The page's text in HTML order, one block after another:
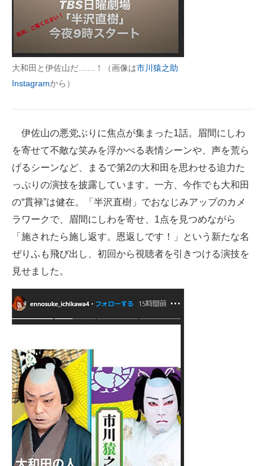
大和田と伊佐山だ……！（画像は市川猿之助
Instagramから）
伊佐山の悪党ぶりに焦点が集まった1話。眉間にしわ
を寄せて不敵な笑みを浮かべる表情シーンや、声を荒ら
げるシーンなど、まるで第2の大和田を思わせる迫力た
っぷりの演技を披露しています。一方、今作でも大和田
の“貫禄”は健在。「半沢直樹」でおなじみアップのカメ
ラワークで、眉間にしわを寄せ、1点を見つめながら
「施されたら施し返す。恩返しです！」という新たな名
ぜりふも飛び出し、初回から視聴者を引きつける演技を
見せました。